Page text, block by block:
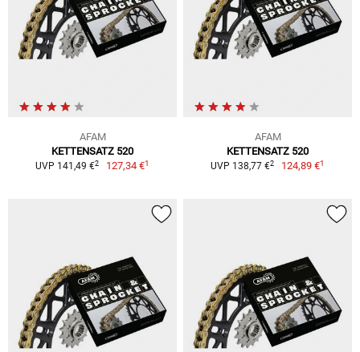
AFAM
KETTENSATZ 520
UVP 141,49 €2 127,34 €1
AFAM
KETTENSATZ 520
UVP 138,77 €2 124,89 €1